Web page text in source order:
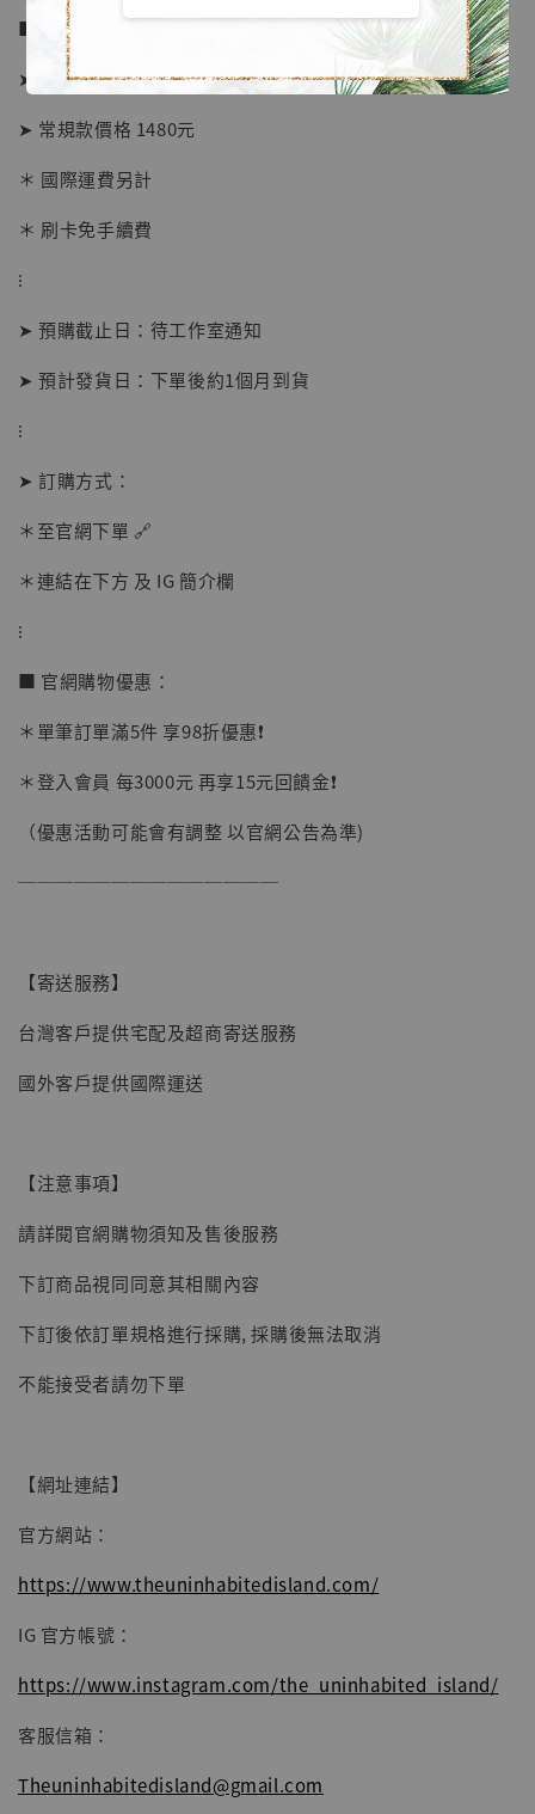
【店內現貨】海賊王 系列蒐藏雕像 布魯克達
摩 [7STARS Studio]
NT$ 1,500
NT$ 4,980
■ 販售資訊 (NT$)：
➤ 中尺寸款價格 780元
➤ 常規款價格 1480元
＊ 國際運費另計
＊ 刷卡免手續費
⁝
➤ 預購截止日：待工作室通知
➤ 預計發貨日：下單後約1個月到貨
⁝
➤ 訂購方式：
＊至官網下單 🔗
＊連結在下方 及 IG 簡介欄
⁝
■ 官網購物優惠：
＊單筆訂單滿5件 享98折優惠❗️
＊登入會員 每3000元 再享15元回饋金❗️
（優惠活動可能會有調整 以官網公告為準)
──────────────
【寄送服務】
台灣客戶提供宅配及超商寄送服務
國外客戶提供國際運送
【注意事項】
請詳閱官網購物須知及售後服務
下訂商品視同同意其相關內容
下訂後依訂單規格進行採購, 採購後無法取消
不能接受者請勿下單
【網址連結】
官方網站：
https://www.theuninhabitedisland.com/
IG 官方帳號：
https://www.instagram.com/the_uninhabited_island/
客服信箱：
Theuninhabitedisland@gmail.com